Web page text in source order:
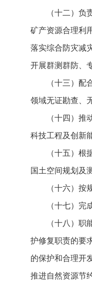
（十二）
矿产资源合理利
落实综合防灾减
开展群测群防、
（十三）
领域无证勘查、
（十四）
科技工程及创新
（十五）
国土空间规划及
（十六）
（十七）
（十八）
护修复职责的要
的保护和合理开
推进自然资源节